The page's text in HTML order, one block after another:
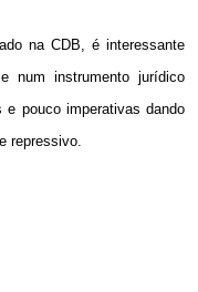
na CDB, é interessante
num instrumento jurídico
pouco imperativas dando
repressivo.